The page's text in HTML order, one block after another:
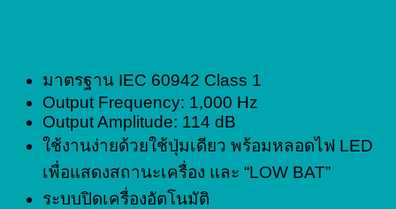
มาตรฐาน IEC 60942 Class 1
Output Frequency: 1,000 Hz
Output Amplitude: 114 dB
ใช้งานง่ายด้วยใช้ปุ่มเดียว พร้อมหลอดไฟ LED
เพื่อแสดงสถานะเครื่อง และ “LOW BAT”
ระบบปิดเครื่องอัตโนมัติ